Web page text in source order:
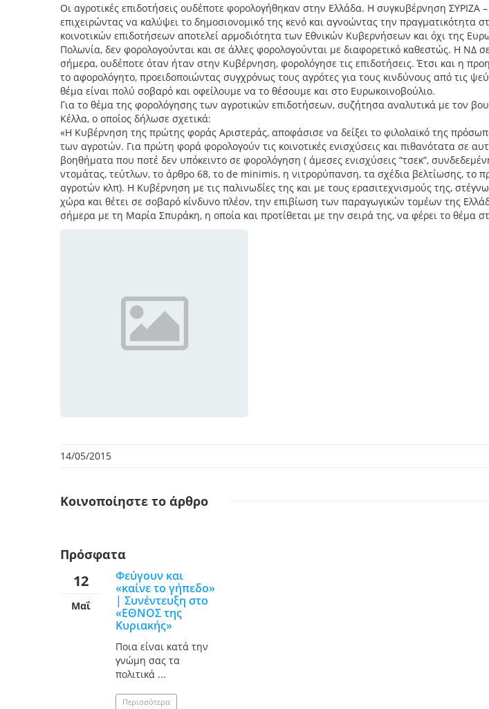
Οι αγροτικές επιδοτήσεις ουδέποτε φορολογήθηκαν στην Ελλάδα. Η συγκυβέρνηση ΣΥΡΙΖΑ
επιχειρώντας να καλύψει το δημοσιονομικό της κενό και αγνοώντας την
κοινοτικών επιδοτήσεων αποτελεί αρμοδιότητα των Εθνικών Κυβερνήσεων και όχι της
Πολωνία, δεν φορολογούνται και σε άλλες φορολογούνται με διαφορετικό καθεστώς. Η ΝΔ
σήμερα, ουδέποτε όταν ήταν στην Κυβέρνηση, φορολόγησε τις επιδοτήσεις. Έτσι και η
το αφορολόγητο, προειδοποιώντας συγχρόνως τους αγρότες για τους κινδύνους από τις
θέμα είναι πολύ σοβαρό και οφείλουμε να το θέσουμε και στο Ευρωκοινοβούλιο.
Για το θέμα της φορολόγησης των αγροτικών επιδοτήσεων, συζήτησα αναλυτικά με τον
Κέλλα, ο οποίος δήλωσε σχετικά:
«Η Κυβέρνηση της πρώτης φοράς Αριστεράς, αποφάσισε να δείξει το φιλολαϊκό της
των αγροτών. Για πρώτη φορά φορολογούν τις κοινοτικές ενισχύσεις και πιθανότατα σε
βοηθήματα που ποτέ δεν υπόκειντο σε φορολόγηση ( άμεσες ενισχύσεις “τσεκ”,
ντομάτας, τεύτλων, το άρθρο 68, το de minimis, η νιτρορύπανση, τα σχέδια βελτίωσης, το
αγροτών κλπ). Η Κυβέρνηση με τις παλινωδίες της και με τους ερασιτεχνισμούς της,
χώρα και θέτει σε σοβαρό κίνδυνο πλέον, την επιβίωση των παραγωγικών τομέων της
σήμερα με τη Μαρία Σπυράκη, η οποία και προτίθεται με την σειρά της, να φέρει το θέμα
14/05/2015
Κοινοποίηστε το άρθρο
Πρόσφατα
12
Μαΐ
Φεύγουν και
«καίνε το γήπεδο»
| Συνέντευξη στο
«ΕΘΝΟΣ της
Κυριακής»
Ποια είναι κατά την
γνώμη σας τα
πολιτικά ...
Περισσότερα